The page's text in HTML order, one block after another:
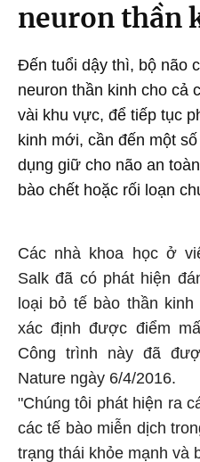
neuron thần
Đến tuổi dậy thì, bộ não
neuron thần kinh cho cả
vài khu vực, để tiếp tục
kinh mới, cần đến một
dụng giữ cho não an
bào chết hoặc rối loạn
Các nhà khoa học ở
Salk đã có phát hiện
loại bỏ tế bào thần
xác định được điểm
Công trình này đã
Nature ngày 6/4/2016.
"Chúng tôi phát hiện ra
các tế bào miễn dịch
trạng thái khỏe mạnh và